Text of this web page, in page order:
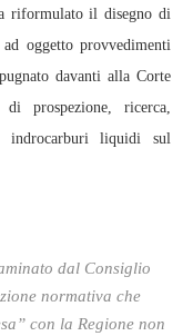
riformulato il disegno di
oggetto provvedimenti
davanti alla Corte
prospezione, ricerca,
indrocarburi liquidi sul
dal Consiglio
normativa che
con la Regione non